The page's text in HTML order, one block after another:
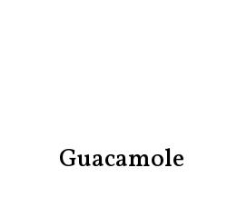
Guacamole